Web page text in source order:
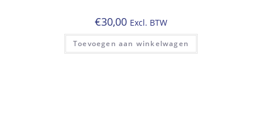
€30,00 Excl. BTW
Toevoegen aan winkelwagen